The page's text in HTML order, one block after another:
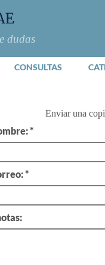
CONSULTAS
Enviar una
*
*